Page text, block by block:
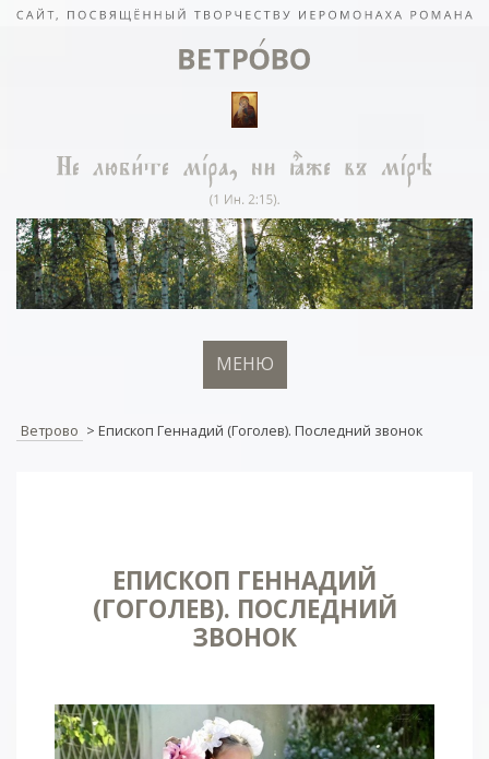
МЕНЮ
Ветрово > Епископ Геннадий (Гоголев). Последний звонок
ЕПИСКОП ГЕННАДИЙ
(ГОГОЛЕВ). ПОСЛЕДНИЙ
ЗВОНОК